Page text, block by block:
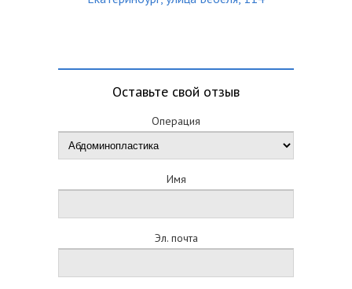
Оставьте свой отзыв
Операция
Имя
Эл. почта